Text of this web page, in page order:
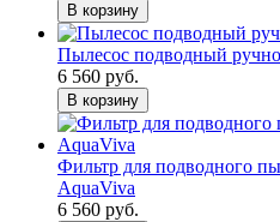
В корзину
Пылесос подводный
6 560 руб.
В корзину
Фильтр для подводного
AquaViva
6 560 руб.